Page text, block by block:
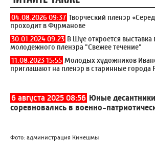
04.08.2026 09:37 Творческий пленэр
проходит в Фурманове
30.01.2024 09:23 В Шуе откроется выставка
молодежного пленэра "Свежее течение"
11.08.2023 15:55 Молодых художников
приглашают на пленэр в старинные города
6 августа 2025 08:56 Юные
соревновались в военно-
Фото: администрация Кинешмы